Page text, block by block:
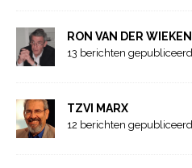
RON VAN DER WIEKEN
13 berichten gepubliceerd
TZVI MARX
12 berichten gepubliceerd